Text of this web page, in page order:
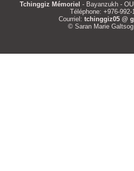
Tchinggiz Mémoriel - Bayanzukh -
Téléphone: +976-992-
Courriel: tchinggiz05 @
© Saran Marie